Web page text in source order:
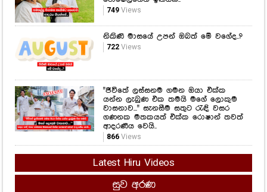
749Views
නිකිණි මාසයේ උපන් ඔබත් මේ වගේද..?
722Views
"ජීවිතේ ලස්සනම ගමන ඔයා එක්ක
යන්න ලැබුණ එක තමයි මගේ ලොකුම
වාසනාව..." සැනසීම සතුට රැඳි වසර
ගණනක මතකයත් එක්ක රොෂාන් තවත්
ආදරණීය වෙයි..
866Views
Latest Hiru Videos
සුව අරණ